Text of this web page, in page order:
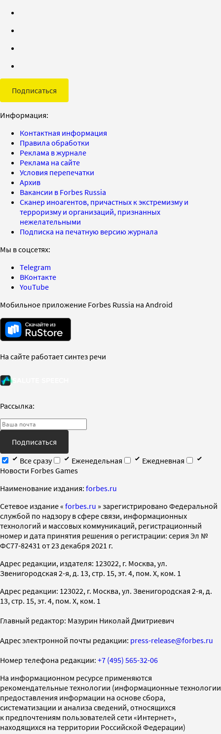
Подписаться
Информация:
Контактная информация
Правила обработки
Реклама в журнале
Реклама на сайте
Условия перепечатки
Архив
Вакансии в Forbes Russia
Сканер иноагентов, причастных к экстремизму и
терроризму и организаций, признанных
нежелательными
Подписка на печатную версию журнала
Мы в соцсетях:
Telegram
ВКонтакте
YouTube
Мобильное приложение Forbes Russia на Android
На сайте работает синтез речи
Рассылка:
Подписаться
Все сразу
Еженедельная
Ежедневная
Новости Forbes Games
Наименование издания: forbes.ru
Cетевое издание « forbes.ru » зарегистрировано Федеральной
службой по надзору в сфере связи, информационных
технологий и массовых коммуникаций, регистрационный
номер и дата принятия решения о регистрации: серия Эл №
ФС77-82431 от 23 декабря 2021 г.
Адрес редакции, издателя: 123022, г. Москва, ул.
Звенигородская 2-я, д. 13, стр. 15, эт. 4, пом. X, ком. 1
Адрес редакции: 123022, г. Москва, ул. Звенигородская 2-я, д.
13, стр. 15, эт. 4, пом. X, ком. 1
Главный редактор: Мазурин Николай Дмитриевич
Адрес электронной почты редакции: press-release@forbes.ru
Номер телефона редакции: +7 (495) 565-32-06
На информационном ресурсе применяются
рекомендательные технологии (информационные технологии
предоставления информации на основе сбора,
систематизации и анализа сведений, относящихся
к предпочтениям пользователей сети «Интернет»,
находящихся на территории Российской Федерации)